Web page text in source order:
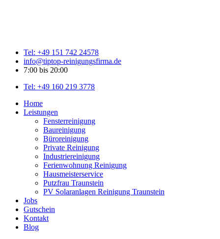
Tel: +49 151 742 24578
info@tiptop-reinigungsfirma.de
7:00 bis 20:00
Tel: +49 160 219 3778
Home
Leistungen
Fensterreinigung
Baureinigung
Büroreinigung
Private Reinigung
Industriereinigung
Ferienwohnung Reinigung
Hausmeisterservice
Putzfrau Traunstein
PV Solaranlagen Reinigung Traunstein
Jobs
Gutschein
Kontakt
Blog